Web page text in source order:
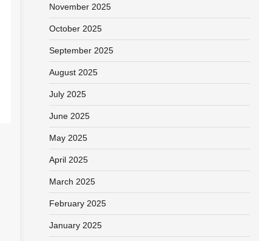
November 2025
October 2025
September 2025
August 2025
July 2025
June 2025
May 2025
April 2025
March 2025
February 2025
January 2025